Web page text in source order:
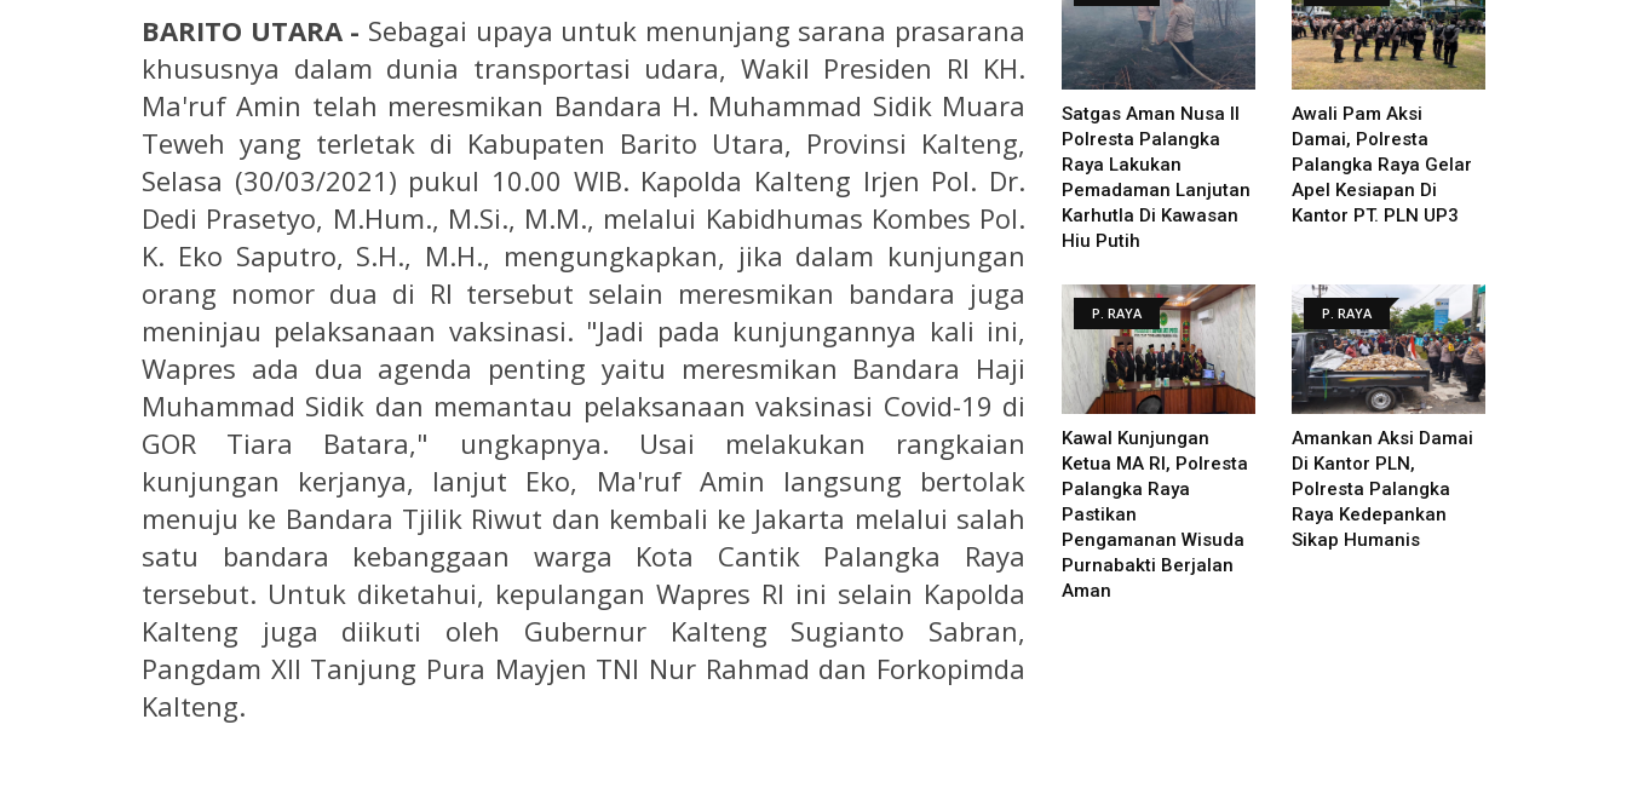
BARITO UTARA - Sebagai upaya untuk menunjang sarana prasarana
khususnya dalam dunia transportasi udara, Wakil Presiden RI KH.
Ma'ruf Amin telah meresmikan Bandara H. Muhammad Sidik Muara
Teweh yang terletak di Kabupaten Barito Utara, Provinsi Kalteng,
Selasa (30/03/2021) pukul 10.00 WIB. Kapolda Kalteng Irjen Pol. Dr.
Dedi Prasetyo, M.Hum., M.Si., M.M., melalui Kabidhumas Kombes Pol.
K. Eko Saputro, S.H., M.H., mengungkapkan, jika dalam kunjungan
orang nomor dua di RI tersebut selain meresmikan bandara juga
meninjau pelaksanaan vaksinasi. "Jadi pada kunjungannya kali ini,
Wapres ada dua agenda penting yaitu meresmikan Bandara Haji
Muhammad Sidik dan memantau pelaksanaan vaksinasi Covid-19 di
GOR Tiara Batara," ungkapnya. Usai melakukan rangkaian
kunjungan kerjanya, lanjut Eko, Ma'ruf Amin langsung bertolak
menuju ke Bandara Tjilik Riwut dan kembali ke Jakarta melalui salah
satu bandara kebanggaan warga Kota Cantik Palangka Raya
tersebut. Untuk diketahui, kepulangan Wapres RI ini selain Kapolda
Kalteng juga diikuti oleh Gubernur Kalteng Sugianto Sabran,
Pangdam XII Tanjung Pura Mayjen TNI Nur Rahmad dan Forkopimda
Kalteng.
Satgas Aman Nusa II
Polresta Palangka
Raya Lakukan
Pemadaman Lanjutan
Karhutla Di Kawasan
Hiu Putih
Awali Pam Aksi
Damai, Polresta
Palangka Raya Gelar
Apel Kesiapan Di
Kantor PT. PLN UP3
P. RAYA
Kawal Kunjungan
Ketua MA RI, Polresta
Palangka Raya
Pastikan
Pengamanan Wisuda
Purnabakti Berjalan
Aman
P. RAYA
Amankan Aksi Damai
Di Kantor PLN,
Polresta Palangka
Raya Kedepankan
Sikap Humanis